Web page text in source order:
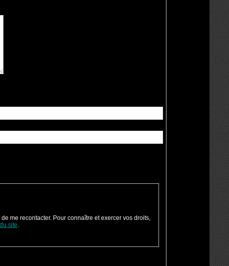
me recontacter. Pour connaître et exercer vos droits,
site.